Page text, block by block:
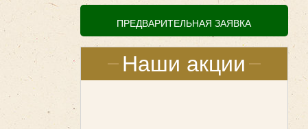
ПРЕДВАРИТЕЛЬНАЯ ЗАЯВКА
Наши акции